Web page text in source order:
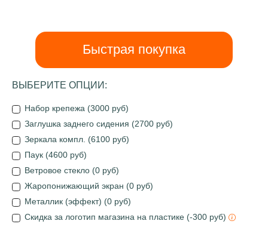
Быстрая покупка
ВЫБЕРИТЕ ОПЦИИ:
Набор крепежа (3000 руб)
Заглушка заднего сидения (2700 руб)
Зеркала компл. (6100 руб)
Паук (4600 руб)
Ветровое стекло (0 руб)
Жаропонижающий экран (0 руб)
Металлик (эффект) (0 руб)
Скидка за логотип магазина на пластике (-300 руб)